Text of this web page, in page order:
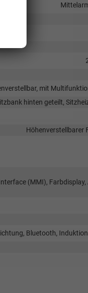
mit
hinten geteilt,
Höhenverstellbarer
(MMI),
Bluetooth,